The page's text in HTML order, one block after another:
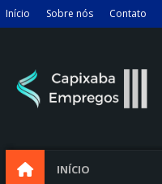
Início Sobre nós Contato
INÍCIO